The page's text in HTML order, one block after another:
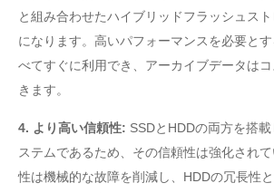
と組み合わせたハイブリッドフラッシュス
になります。高いパフォーマンスを必要と
べてすぐに利用でき、アーカイブデータは
きます。
4. より高い信頼性: SSDとHDDの両方を搭
ステムであるため、その信頼性は強化され
性は機械的な故障を削減し、HDDの冗長性